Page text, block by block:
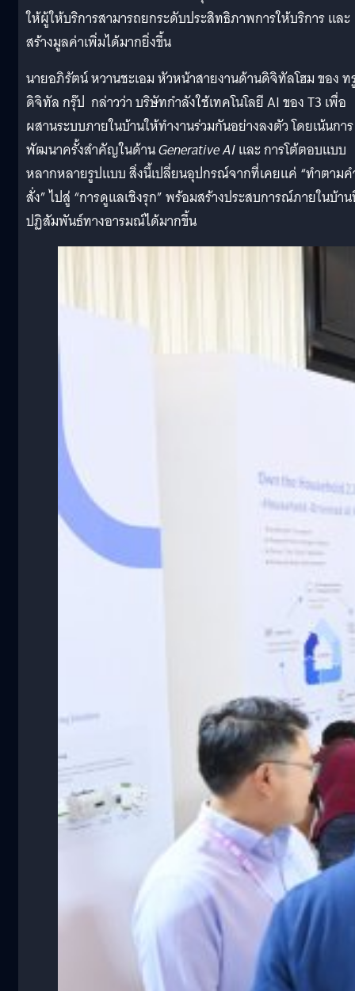
ให้ผู้ให้บริการสามารถยกระดับประสิทธิภาพการให้บริการ และ
สร้างมูลค่าเพิ่มได้มากยิ่งขึ้น
นายอภิรัตน์ หวานชะเอม หัวหน้าสายงานด้านดิจิทัลโฮม ของ ท
ดิจิทัล กรุ๊ป กล่าวว่า บริษัทกำลังใช้เทคโนโลยี AI ของ T3 เพื่อ
ผสานระบบภายในบ้านให้ทำงานร่วมกันอย่างลงตัว โดยเน้นการ
พัฒนาครั้งสำคัญในด้านGenerative AIและ การโต้ตอบแบบ
หลากหลายรูปแบบ สิ่งนี้เปลี่ยนอุปกรณ์จากที่เคยแค่ “ทำตาม
สั่ง” ไปสู่ “การดูแลเชิงรุก” พร้อมสร้างประสบการณ์ภายในบ้า
ปฏิสัมพันธ์ทางอารมณ์ได้มากขึ้น